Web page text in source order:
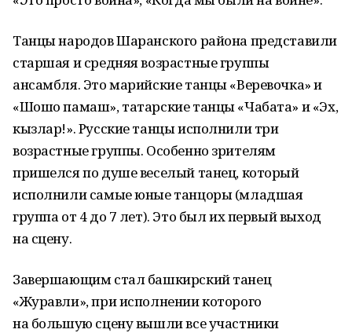
Танцы народов Шаранского района представили
старшая и средняя возрастные группы
ансамбля. Это марийские танцы «Веревочка» и
«Шошо памаш», татарские танцы «Чабата» и «Эх,
кызлар!». Русские танцы исполнили три
возрастные группы. Особенно зрителям
пришелся по душе веселый танец, который
исполнили самые юные танцоры (младшая
группа от 4 до 7 лет). Это был их первый выход
на сцену.
Завершающим стал башкирский танец
«Журавли», при исполнении которого
на большую сцену вышли все участники